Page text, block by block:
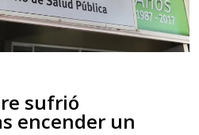
sufrió
encender un